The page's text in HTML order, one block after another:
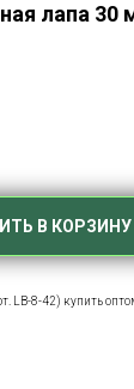
лапа 30
В КОРЗИНУ
LB-8-42) купить